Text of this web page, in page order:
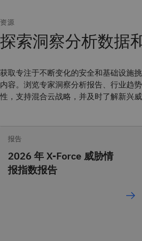
资源
探索洞察分析数据
获取专注于不断变化的安全和基础设施
内容。浏览专家洞察分析报告、行业趋
性，支持混合云战略，并及时了解新兴威
报告
2026 年 X-Force 威胁情
报指数报告